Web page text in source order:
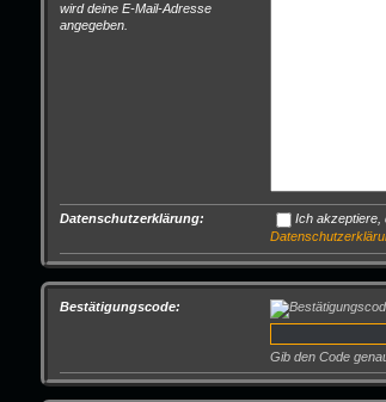
wird deine E-Mail-Adresse
angegeben.
Datenschutzerklärung:
Ich akzeptiere,
Bestätigungscode:
Gib den Code